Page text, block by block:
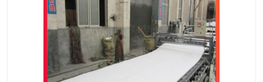
硅酸铝保温棉 硅酸铝板